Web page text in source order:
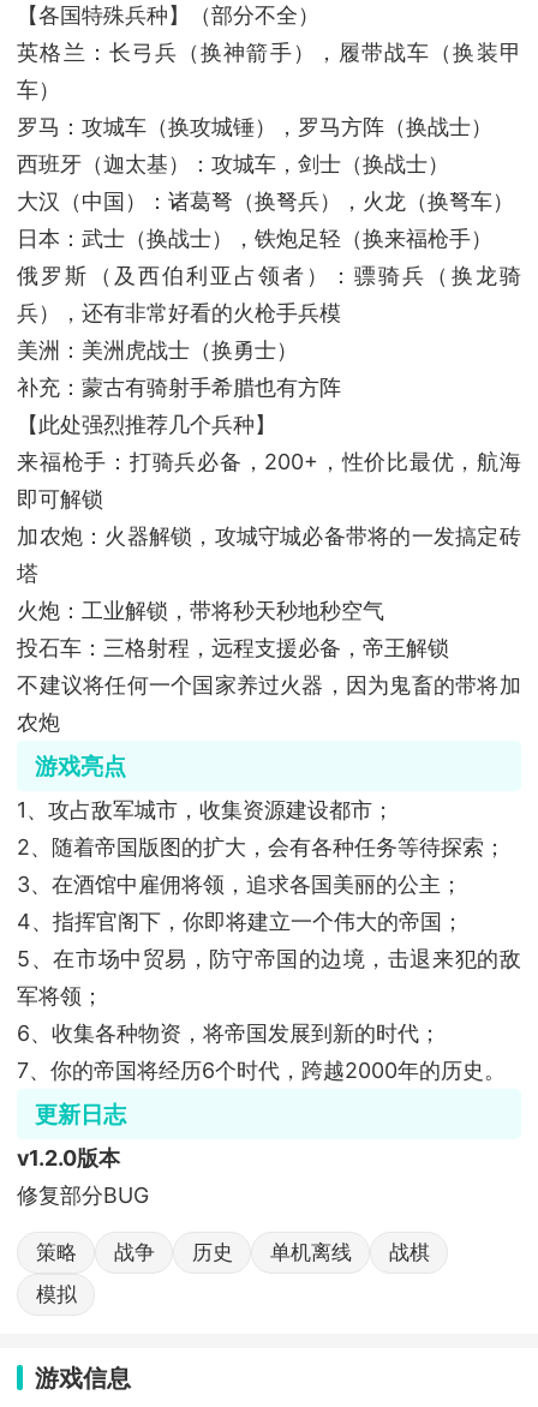
【各国特殊兵种】（部分不全）
英格兰：长弓兵（换神箭手），履带战车（换装甲
车）
罗马：攻城车（换攻城锤），罗马方阵（换战士）
西班牙（迦太基）：攻城车，剑士（换战士）
大汉（中国）：诸葛弩（换弩兵），火龙（换弩车）
日本：武士（换战士），铁炮足轻（换来福枪手）
俄罗斯（及西伯利亚占领者）：骠骑兵（换龙骑
兵），还有非常好看的火枪手兵模
美洲：美洲虎战士（换勇士）
补充：蒙古有骑射手希腊也有方阵
【此处强烈推荐几个兵种】
来福枪手：打骑兵必备，200+，性价比最优，航海
即可解锁
加农炮：火器解锁，攻城守城必备带将的一发搞定砖
塔
火炮：工业解锁，带将秒天秒地秒空气
投石车：三格射程，远程支援必备，帝王解锁
不建议将任何一个国家养过火器，因为鬼畜的带将加
农炮
游戏亮点
1、攻占敌军城市，收集资源建设都市；
2、随着帝国版图的扩大，会有各种任务等待探索；
3、在酒馆中雇佣将领，追求各国美丽的公主；
4、指挥官阁下，你即将建立一个伟大的帝国；
5、在市场中贸易，防守帝国的边境，击退来犯的敌
军将领；
6、收集各种物资，将帝国发展到新的时代；
7、你的帝国将经历6个时代，跨越2000年的历史。
更新日志
v1.2.0版本
修复部分BUG
策略 战争 历史 单机离线
战棋
模拟
游戏信息